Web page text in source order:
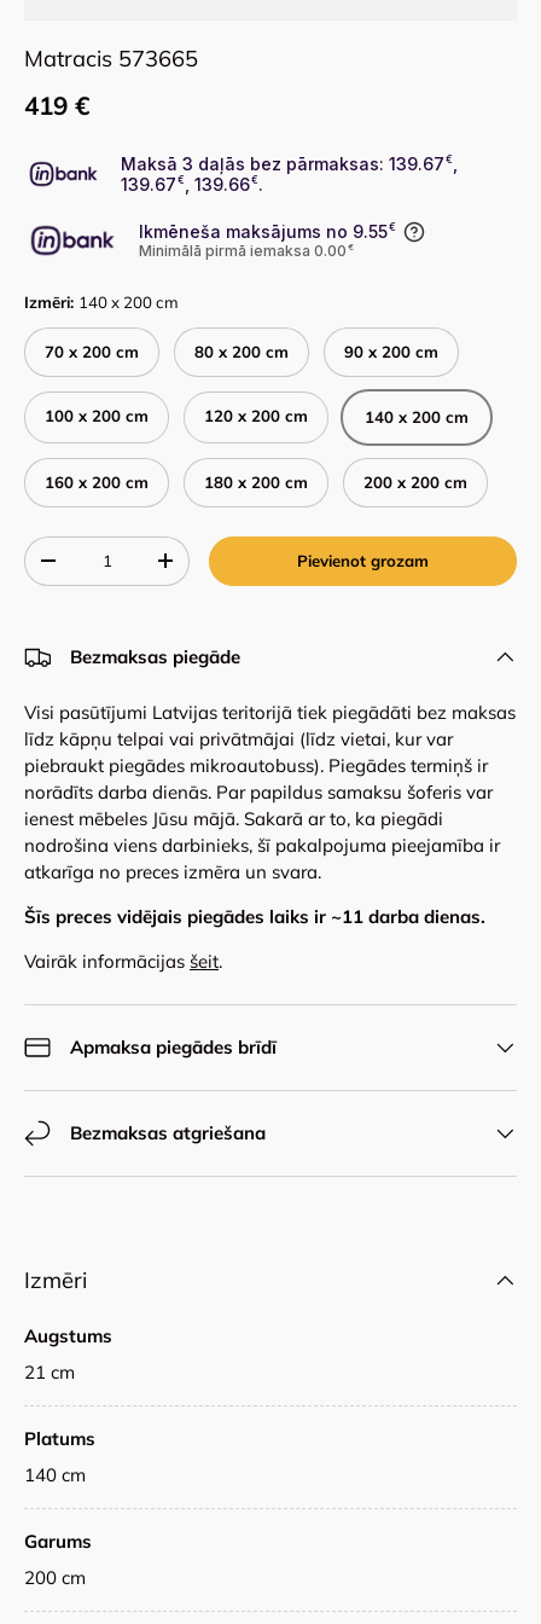
Matracis 573665
419 €
Maksā 3 daļās bez pārmaksas: 139.67 €
139.67 € , 139.66€ .
Ikmēneša maksājums no 9.55€
Minimālā pirmā iemaksa 0.00 €
Izmēri: 140 x 200 cm
70 x 200 cm 80 x 200 cm 90 x 200 cm
100 x 200 cm 120 x 200 cm 140 x 200 cm
160 x 200 cm 180 x 200 cm 200 x 200 cm
Qty
-
+ Pievienot grozam
Bezmaksas piegāde
Visi pasūtījumi Latvijas teritorijā tiek piegādāti bez maksas
līdz kāpņu telpai vai privātmājai (līdz vietai, kur var
piebraukt piegādes mikroautobuss). Piegādes termiņš ir
norādīts darba dienās. Par papildus samaksu šoferis var
ienest mēbeles Jūsu mājā. Sakarā ar to, ka piegādi
nodrošina viens darbinieks, šī pakalpojuma pieejamība ir
atkarīga no preces izmēra un svara.
Šīs preces vidējais piegādes laiks ir ~11 darba dienas.
Vairāk informācijas šeit.
Apmaksa piegādes brīdī
Bezmaksas atgriešana
Izmēri
Augstums
21 cm
Platums
140 cm
Garums
200 cm